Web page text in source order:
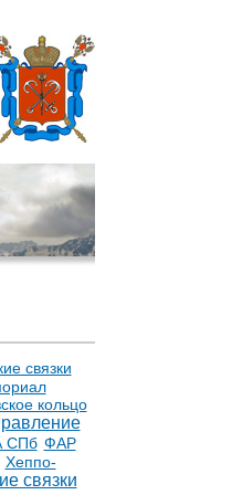
связки
кольцо
СПб ФАР
Хеппо-
связки